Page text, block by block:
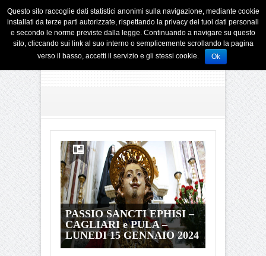
Questo sito raccoglie dati statistici anonimi sulla navigazione, mediante cookie
installati da terze parti autorizzate, rispettando la privacy dei tuoi dati personali
e secondo le norme previste dalla legge. Continuando a navigare su questo
sito, cliccando sui link al suo interno o semplicemente scrollando la pagina
verso il basso, accetti il servizio e gli stessi cookie.
Ok